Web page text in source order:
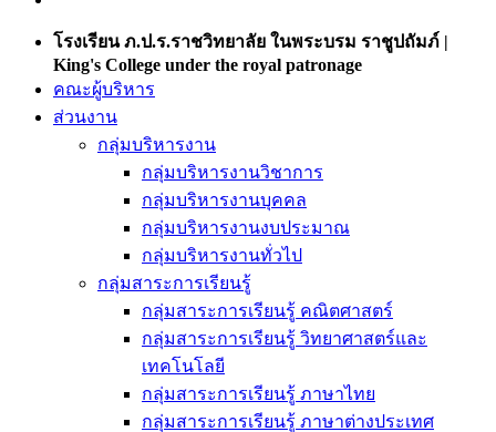
โรงเรียน ภ.ป.ร.ราชวิทยาลัย ในพระบรม ราชูปถัมภ์ |
King's College under the royal patronage
คณะผู้บริหาร
ส่วนงาน
กลุ่มบริหารงาน
กลุ่มบริหารงานวิชาการ
กลุ่มบริหารงานบุคคล
กลุ่มบริหารงานงบประมาณ
กลุ่มบริหารงานทั่วไป
กลุ่มสาระการเรียนรู้
กลุ่มสาระการเรียนรู้ คณิตศาสตร์
กลุ่มสาระการเรียนรู้ วิทยาศาสตร์และ
เทคโนโลยี
กลุ่มสาระการเรียนรู้ ภาษาไทย
กลุ่มสาระการเรียนรู้ ภาษาต่างประเทศ